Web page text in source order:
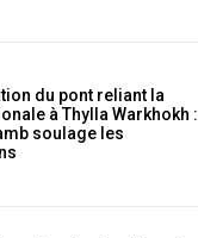
du pont reliant la
à Thylla Warkhokh :
soulage les